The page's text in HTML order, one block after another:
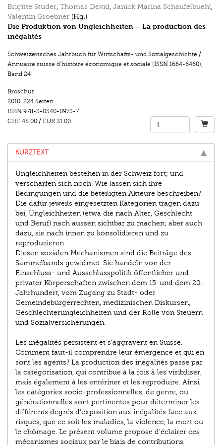
Brigitte Studer, Thomas David, Janick Marina Schaufelbuehl,
Valentin Groebner (Hg.)
Die Produktion von Ungleichheiten – La production des
inégalités
Schweizerisches Jahrbuch für Wirtschafts- und Sozialgeschichte /
Annuaire suisse d’histoire économique et sociale (ISSN 1664-6460),
Band 24
Broschur
2010. 224 Seiten
ISBN 978-3-0340-0973-7
CHF 48.00 / EUR 31.00
KURZTEXT
Ungleichheiten bestehen in der Schweiz fort; und
verschärfen sich noch. Wie lassen sich ihre
Bedingungen und die beteiligten Akteure beschreiben?
Die dafür jeweils eingesetzten Kategorien tragen dazu
bei, Ungleichheiten (etwa die nach Alter, Geschlecht
und Beruf) nach aussen sichtbar zu machen; aber auch
dazu, sie nach innen zu konsolidieren und zu
reproduzieren.
Diesen sozialen Mechanismen sind die Beiträge des
Sammelbands gewidmet. Sie handeln von der
Einschluss- und Ausschlusspolitik öffentlicher und
privater Körperschaften zwischen dem 15. und dem 20.
Jahrhundert, vom Zugang zu Stadt- oder
Gemeindebürgerrechten, medizinischen Diskursen,
Geschlechterungleichheiten und der Rolle von Steuern
und Sozialversicherungen.
Les inégalités persistent et s’aggravent en Suisse.
Comment faut-il comprendre leur émergence et qui en
sont les agents? La production des inégalités passe par
la catégorisation, qui contribue à la fois à les visibiliser,
mais également à les entériner et les reproduire. Ainsi,
les catégories socio-professionnelles, de genre, ou
générationnelles sont pertinentes pour déterminer les
différents degrés d’exposition aux inégalités face aux
risques, que ce soit les maladies, la violence, la mort ou
le chômage. Le présent volume propose d'éclairer ces
mécanismes sociaux par le biais de contributions